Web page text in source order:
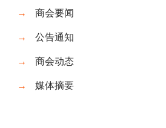
→ 商会要闻
→ 公告通知
→ 商会动态
→ 媒体摘要